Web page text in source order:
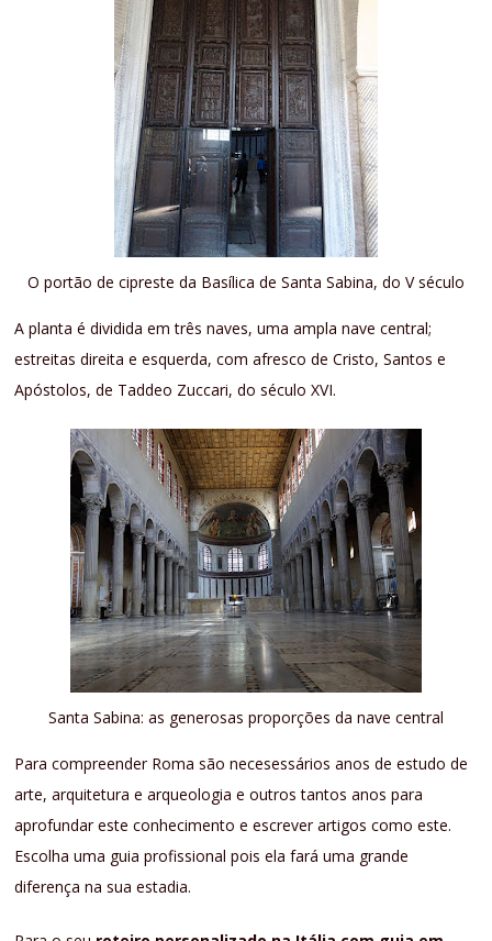
O portão de cipreste da Basílica de Santa Sabina, do V século
A planta é dividida em três naves, uma ampla nave central;
estreitas direita e esquerda, com afresco de Cristo, Santos e
Apóstolos, de Taddeo Zuccari, do século XVI.
Santa Sabina: as generosas proporções da nave central
Para compreender Roma são necesessários anos de estudo de
arte, arquitetura e arqueologia e outros tantos anos para
aprofundar este conhecimento e escrever artigos como este.
Escolha uma guia profissional pois ela fará uma grande
diferença na sua estadia.